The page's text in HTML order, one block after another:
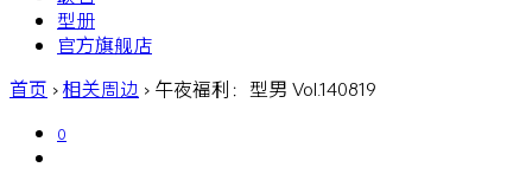
型册
官方旗舰店
首页 ›相关周边 › 午夜福利：型男 Vol.140819
0